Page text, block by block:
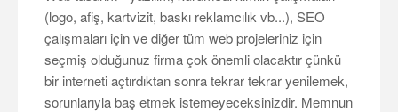
(logo, afiş, kartvizit, baskı reklamcılık vb...), SEO
çalışmaları için ve diğer tüm web projeleriniz için
seçmiş olduğunuz firma çok önemli olacaktır çünkü
bir interneti açtırdıktan sonra tekrar tekrar yenilemek,
sorunlarıyla baş etmek istemeyeceksinizdir. Memnun